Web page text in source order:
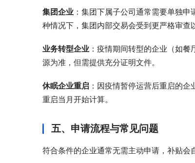
集团企业 ：集团下属子公司通常需要单独
种情况下，集团内部交易会受到更严格审查
业务转型企业 ：疫情期间转型的企业（如
源为准，但需提供充分证明文件。
休眠企业重启 ：因疫情暂停运营后重启的
重启当月开始计算。
五、申请流程与常见问题
符合条件的企业通常无需主动申请，补贴会